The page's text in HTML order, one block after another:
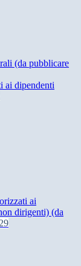
(da pubblicare
ai dipendenti
ai
dirigenti) (da